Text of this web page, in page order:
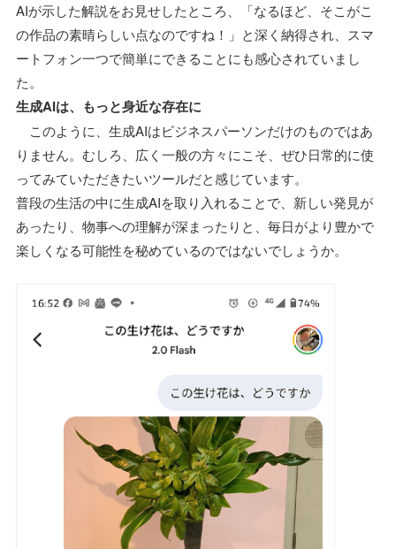
AIが示した解説をお見せしたところ、「なるほど、そこがこ
の作品の素晴らしい点なのですね！」と深く納得され、スマ
ートフォン一つで簡単にできることにも感心されていまし
た。
生成AIは、もっと身近な存在に
このように、生成AIはビジネスパーソンだけのものではあ
りません。むしろ、広く一般の方々にこそ、ぜひ日常的に使
ってみていただきたいツールだと感じています。
普段の生活の中に生成AIを取り入れることで、新しい発見が
あったり、物事への理解が深まったりと、毎日がより豊かで
楽しくなる可能性を秘めているのではないでしょうか。